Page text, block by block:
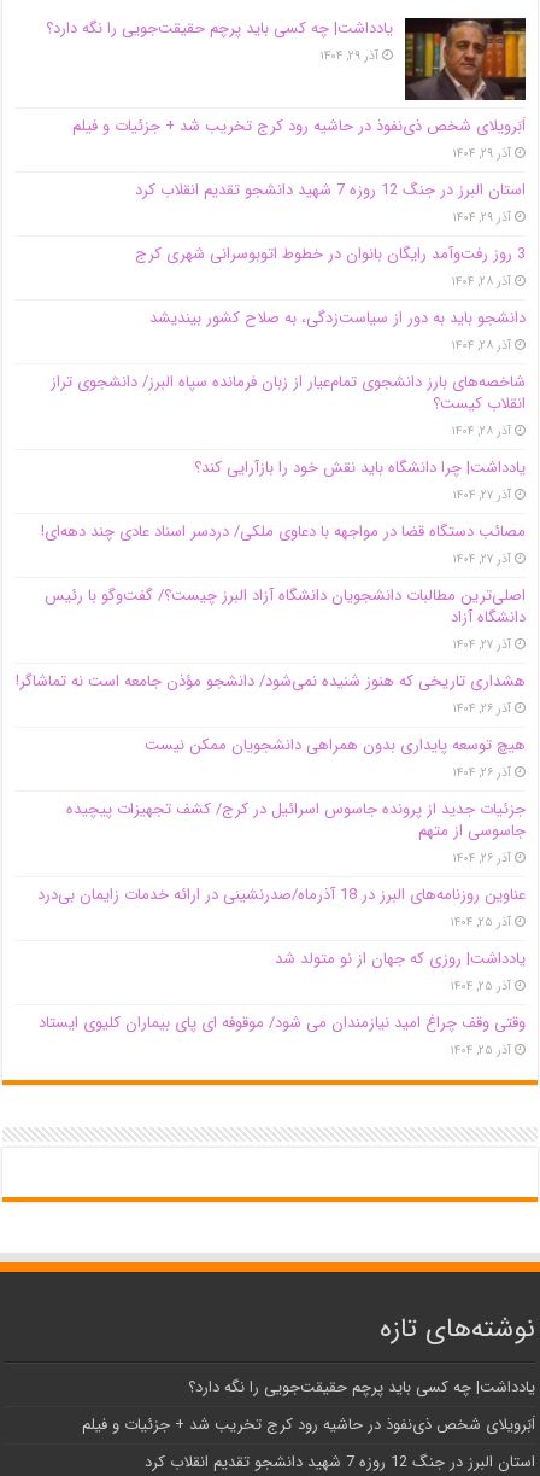
یادداشت| ‌چه کسی باید پرچم حقیقت‌جویی را نگه دارد؟
آذر ۲۹, ۱۴۰۴
اَبَر‌ویلای شخص ذی‌نفوذ در حاشیه‌ رود کرج تخریب شد + جزئیات و فیلم
آذر ۲۹, ۱۴۰۴
استان البرز در جنگ 12 روزه 7 شهید دانشجو تقدیم انقلاب کرد
آذر ۲۹, ۱۴۰۴
3 روز رفت‌وآمد رایگان بانوان در خطوط اتوبوسرانی شهری کرج
آذر ۲۸, ۱۴۰۴
دانشجو باید به دور از سیاست‌زدگی، به صلاح کشور بیندیشد
آذر ۲۸, ۱۴۰۴
شاخصه‌های بارز دانشجوی تمام‌عیار از زبان فرمانده سپاه البرز/ دانشجوی تراز
انقلاب کیست؟
آذر ۲۸, ۱۴۰۴
یادداشت| چرا دانشگاه باید نقش خود را بازآرایی کند؟
آذر ۲۷, ۱۴۰۴
مصائب دستگاه قضا در مواجهه با دعاوی ملکی/ دردسر اسناد عادی چند‌ دهه‌ای!
آذر ۲۷, ۱۴۰۴
اصلی‌ترین مطالبات دانشجویان دانشگاه آزاد البرز چیست؟/ گفت‌وگو با رئیس
دانشگاه آز‌اد
آذر ۲۷, ۱۴۰۴
هشداری تاریخی که هنوز شنیده نمی‌شود/ دانشجو مؤذن جامعه است نه تماشاگر!
آذر ۲۶, ۱۴۰۴
هیچ توسعه پایداری بدون همراهی دانشجویان ممکن نیست
آذر ۲۶, ۱۴۰۴
جزئیات جدید از پرونده جاسوس اسرائیل در کرج/‌ کشف تجهیزات پیچیده
جاسوسی از متهم
آذر ۲۶, ۱۴۰۴
عناوین روزنامه‌های البرز در ‌18 آذرماه/صدرنشینی در ارائه خدمات زایمان بی‌درد
آذر ۲۵, ۱۴۰۴
یادداشت| روزی که جهان از نو متولد شد
آذر ۲۵, ۱۴۰۴
وقتی وقف چراغ امید نیازمندان می شود/ موقوفه ای پای بیماران کلیوی ایستاد
آذر ۲۵, ۱۴۰۴
نوشته‌های تازه
یادداشت| ‌چه کسی باید پرچم حقیقت‌جویی را نگه دارد؟
اَبَر‌ویلای شخص ذی‌نفوذ در حاشیه‌ رود کرج تخریب شد + جزئیات و فیلم
استان البرز در جنگ 12 روزه 7 شهید دانشجو تقدیم انقلاب کرد